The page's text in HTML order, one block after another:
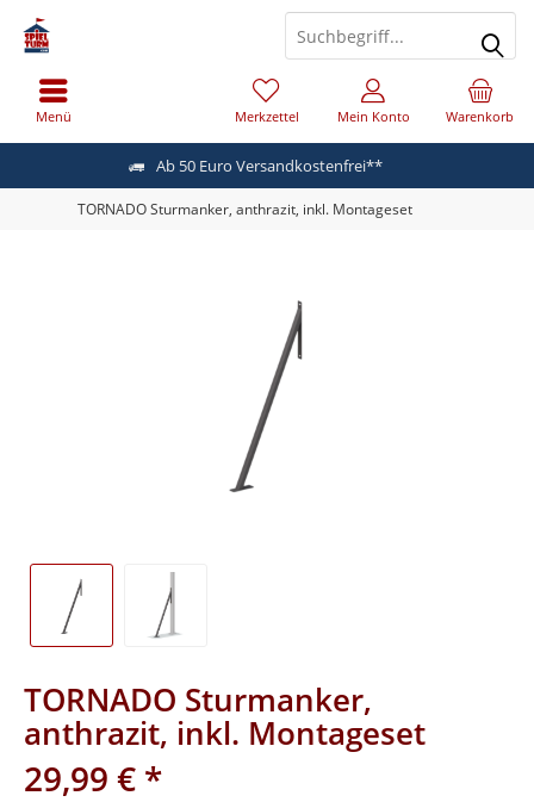
Ab 50 Euro Versandkostenfrei**
Menü Warenkorb
Merkzettel Mein Konto
TORNADO Sturmanker, anthrazit, inkl. Montageset
TORNADO Sturmanker,
anthrazit, inkl. Montageset
29,99 € *